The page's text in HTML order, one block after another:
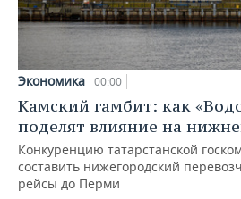
Экономика 00:00
Камский гамбит: как
поделят влияние на
Конкуренцию татарстанской
составить нижегородский
рейсы до Перми